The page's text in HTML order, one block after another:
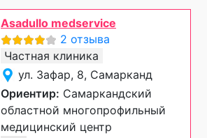
Asadullo medservice
2 отзыва
Частная клиника
ул. Зафар, 8, Самарканд
Ориентир: Самаркандский
областной многопрофильный
медицинский центр